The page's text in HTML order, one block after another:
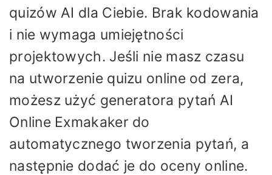
quizów AI dla Ciebie. Brak kodowania
i nie wymaga umiejętności
projektowych. Jeśli nie masz czasu
na utworzenie quizu online od zera,
możesz użyć generatora pytań AI
Online Exmakaker do
automatycznego tworzenia pytań, a
następnie dodać je do oceny online.